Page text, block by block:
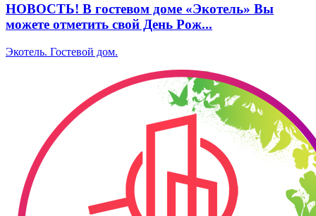
НОВОСТЬ! В гостевом доме «Экотель» Вы
можете отметить свой День Рож...
Экотель. ​Гостевой дом.